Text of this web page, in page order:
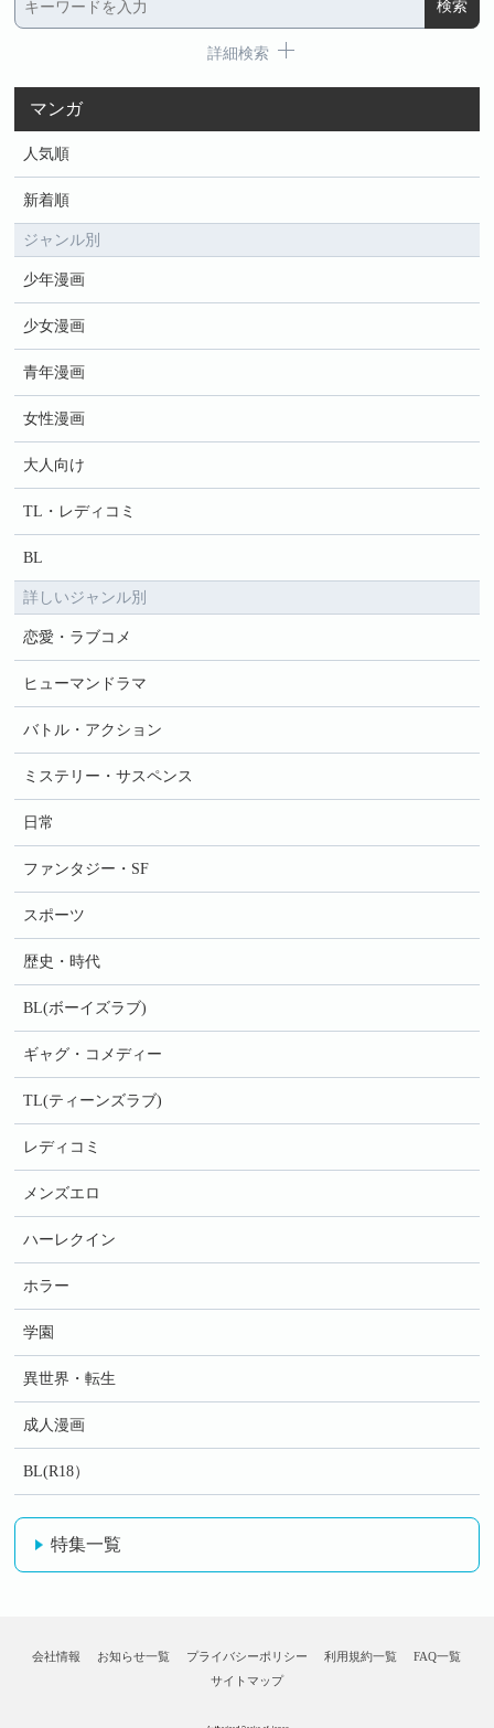
詳細検索
マンガ
人気順
新着順
ジャンル別
少年漫画
少女漫画
青年漫画
女性漫画
大人向け
TL・レディコミ
BL
詳しいジャンル別
恋愛・ラブコメ
ヒューマンドラマ
バトル・アクション
ミステリー・サスペンス
日常
ファンタジー・SF
スポーツ
歴史・時代
BL(ボーイズラブ)
ギャグ・コメディー
TL(ティーンズラブ)
レディコミ
メンズエロ
ハーレクイン
ホラー
学園
異世界・転生
成人漫画
BL(R18）
特集一覧
会社情報 お知らせ一覧 プライバシーポリシー 利用規約一覧
FAQ一覧
サイトマップ